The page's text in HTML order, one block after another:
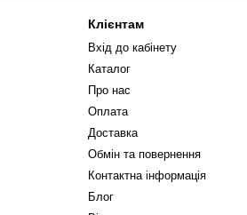
Клієнтам
Вхід до кабінету
Каталог
Про нас
Оплата
Доставка
Обмін та повернення
Контактна інформація
Блог